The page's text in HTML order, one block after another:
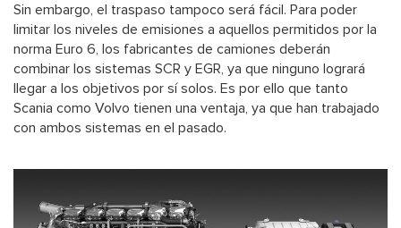
Sin embargo, el traspaso tampoco será fácil. Para poder
limitar los niveles de emisiones a aquellos permitidos por la
norma Euro 6, los fabricantes de camiones deberán
combinar los sistemas SCR y EGR, ya que ninguno logrará
llegar a los objetivos por sí solos. Es por ello que tanto
Scania como Volvo tienen una ventaja, ya que han trabajado
con ambos sistemas en el pasado.